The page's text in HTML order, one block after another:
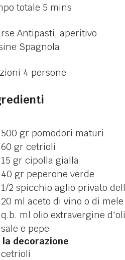
totale 5 mins
Antipasti, aperitivo
Spagnola
4 persone
500 gr pomodori maturi
60 gr cetrioli
15 gr cipolla gialla
40 gr peperone verde
1/2 spicchio aglio privato
20 ml aceto di vino o di mele
q.b. ml olio extravergine
sale e pepe
la decorazione
cetrioli